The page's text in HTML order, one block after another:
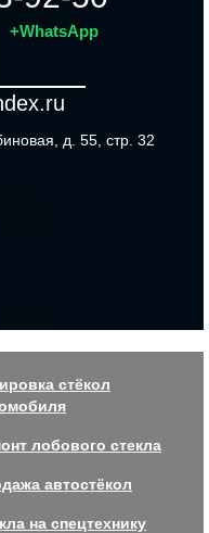
+WhatsApp
д. 55, стр. 32
стёкол
лобового стекла
автостёкол
на спецтехнику